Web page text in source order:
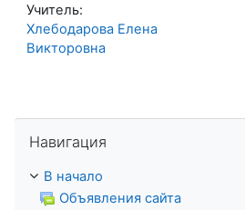
Учитель:
Хлебодарова Елена
Викторовна
Навигация
В начало
Объявления сайта